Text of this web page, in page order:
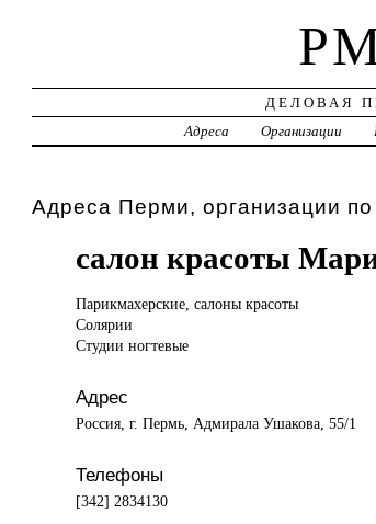
ДЕЛОВАЯ
Адреса
Организации
Адреса Перми, организации
салон красоты
Парикмахерские, салоны красоты
Солярии
Студии ногтевые
Адрес
Россия, г. Пермь, Адмирала Ушакова, 55/1
Телефоны
[342] 2834130